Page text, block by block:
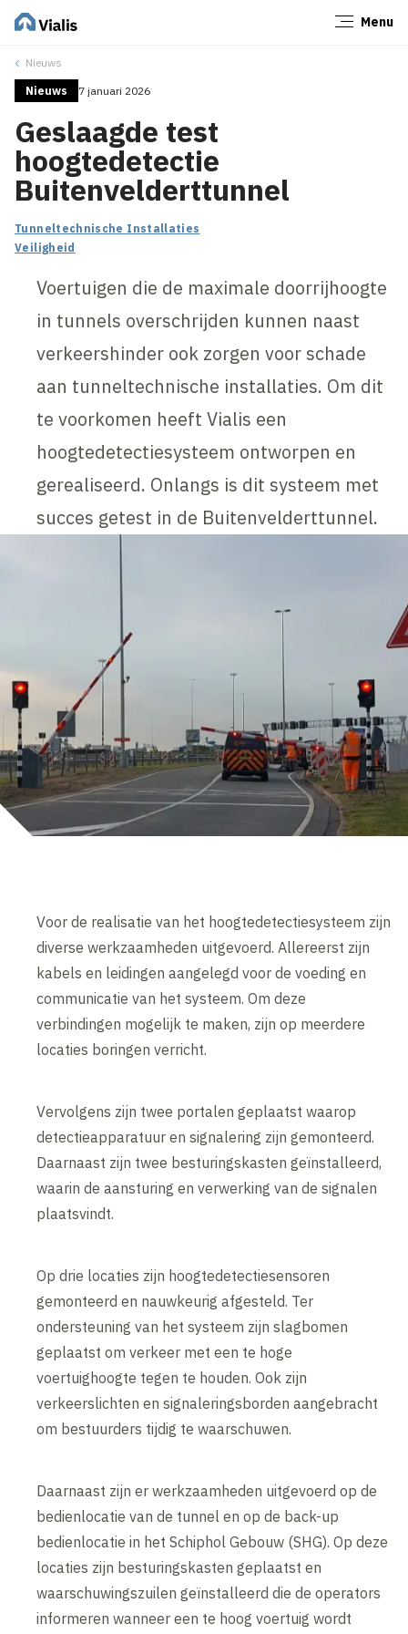
Menu
Nieuws
Nieuws 7 januari 2026
Geslaagde test
hoogtedetectie
Buitenvelderttunnel
Tunneltechnische Installaties
Veiligheid
Voertuigen die de maximale doorrijhoogte
in tunnels overschrijden kunnen naast
verkeershinder ook zorgen voor schade
aan tunneltechnische installaties. Om dit
te voorkomen heeft Vialis een
hoogtedetectiesysteem ontworpen en
gerealiseerd. Onlangs is dit systeem met
succes getest in de Buitenvelderttunnel.
Voor de realisatie van het hoogtedetectiesysteem zijn
diverse werkzaamheden uitgevoerd. Allereerst zijn
kabels en leidingen aangelegd voor de voeding en
communicatie van het systeem. Om deze
verbindingen mogelijk te maken, zijn op meerdere
locaties boringen verricht.
Vervolgens zijn twee portalen geplaatst waarop
detectieapparatuur en signalering zijn gemonteerd.
Daarnaast zijn twee besturingskasten geïnstalleerd,
waarin de aansturing en verwerking van de signalen
plaatsvindt.
Op drie locaties zijn hoogtedetectiesensoren
gemonteerd en nauwkeurig afgesteld. Ter
ondersteuning van het systeem zijn slagbomen
geplaatst om verkeer met een te hoge
voertuighoogte tegen te houden. Ook zijn
verkeerslichten en signaleringsborden aangebracht
om bestuurders tijdig te waarschuwen.
Daarnaast zijn er werkzaamheden uitgevoerd op de
bedienlocatie van de tunnel en op de back-up
bedienlocatie in het Schiphol Gebouw (SHG). Op deze
locaties zijn besturingskasten geplaatst en
waarschuwingszuilen geïnstalleerd die de operators
informeren wanneer een te hoog voertuig wordt
Sluiten